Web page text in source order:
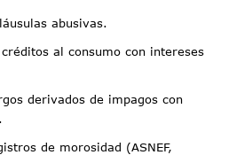
abusivas.
al consumo con intereses
derivados de impagos con
de morosidad (ASNEF,